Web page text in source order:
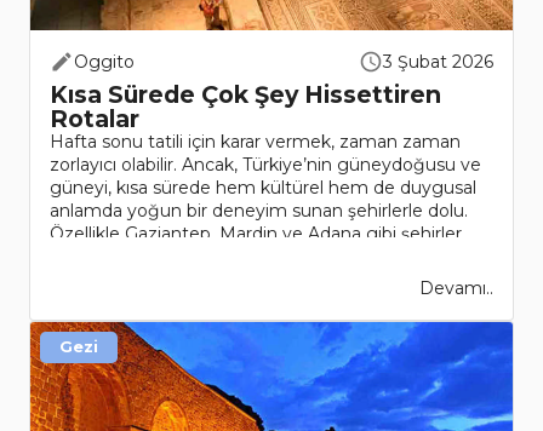
Oggito 3 Şubat 2026
Kısa Sürede Çok Şey Hissettiren
Rotalar
Hafta sonu tatili için karar vermek, zaman zaman
zorlayıcı olabilir. Ancak, Türkiye’nin güneydoğusu ve
güneyi, kısa sürede hem kültürel hem de duygusal
anlamda yoğun bir deneyim sunan şehirlerle dolu.
Özellikle Gaziantep, Mardin ve Adana gibi şehirler,
Devamı..
Gezi